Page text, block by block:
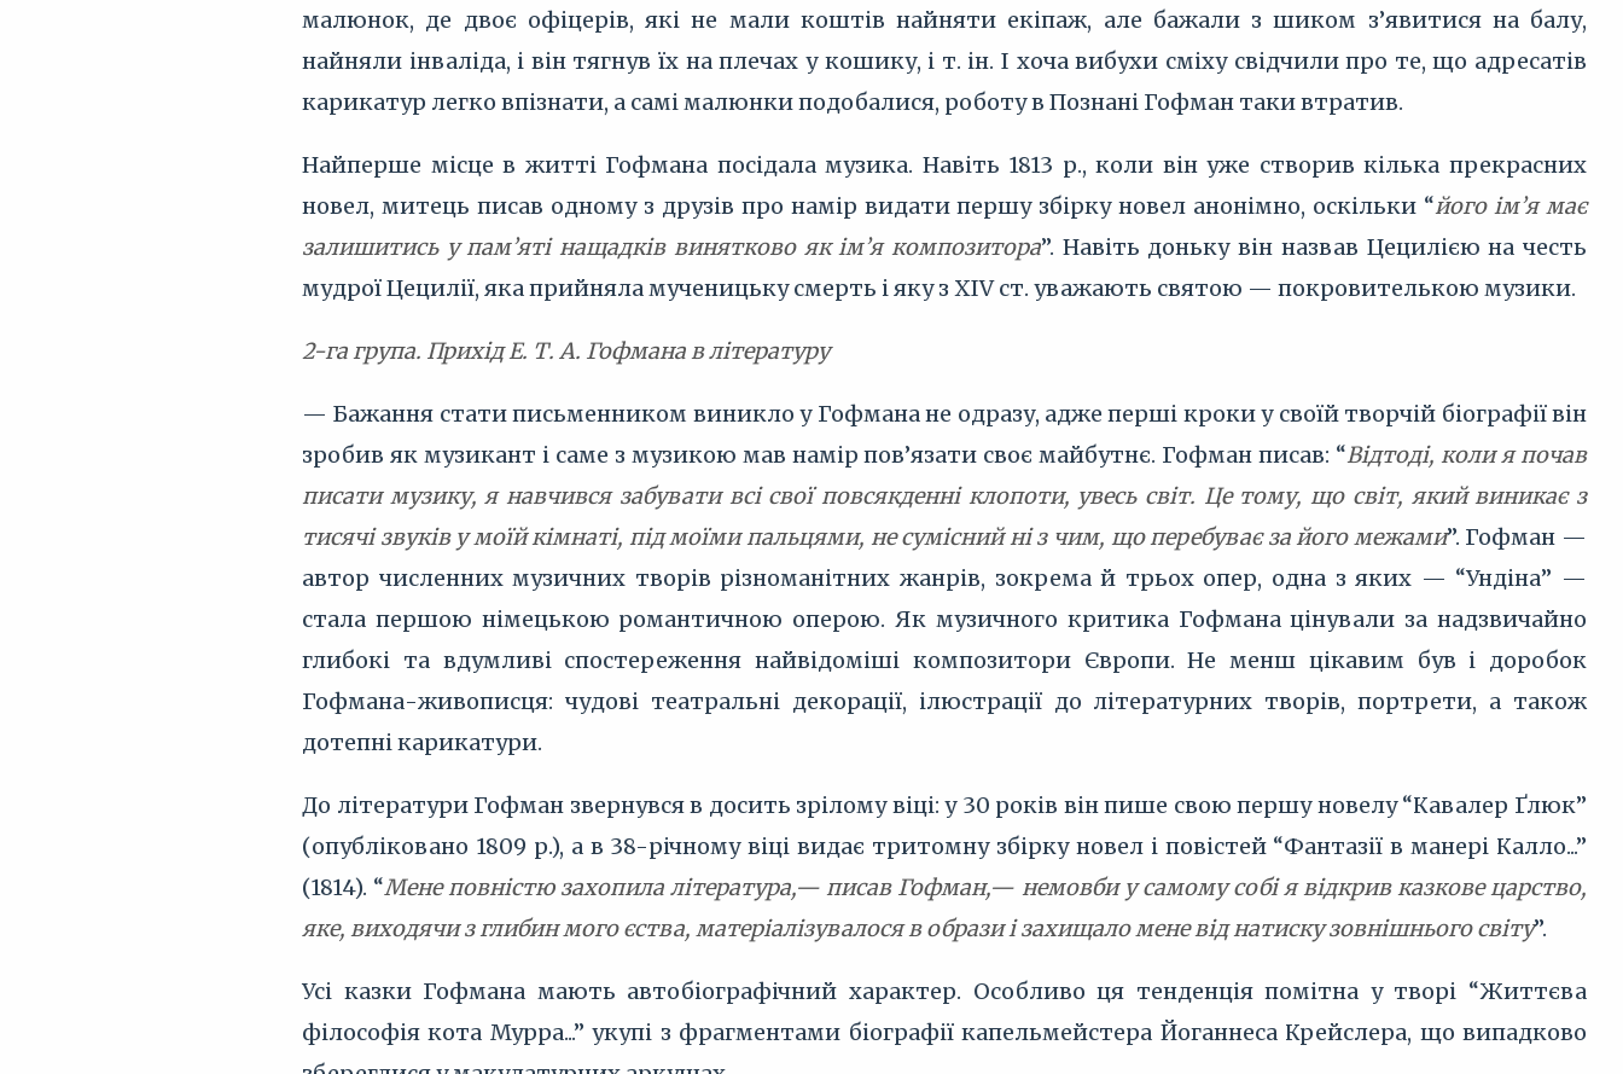
малюнок, де двоє офіцерів, які не мали коштів найняти екіпаж, але бажали з шиком з’явитися на балу,
найняли інваліда, і він тягнув їх на плечах у кошику, і т. ін. І хоча вибухи сміху свідчили про те, що адресатів
карикатур легко впізнати, а самі малюнки подобалися, роботу в Познані Гофман таки втратив.
Найперше місце в житті Гофмана посідала музика. Навіть 1813 р., коли він уже створив кілька прекрасних
новел, митець писав одному з друзів про намір видати першу збірку новел анонімно, оскільки “його ім’я має
залишитись у пам’яті нащадків винятково як ім’я композитора”. Навіть доньку він назвав Цецилією на честь
мудрої Цецилії, яка прийняла мученицьку смерть і яку з XIV ст. уважають святою — покровителькою музики.
2-га група. Прихід Е. Т. А. Гофмана в літературу
— Бажання стати письменником виникло у Гофмана не одразу, адже перші кроки у своїй творчій біографії він
зробив як музикант і саме з музикою мав намір пов’язати своє майбутнє. Гофман писав: “Відтоді, коли я почав
писати музику, я навчився забувати всі свої повсякденні клопоти, увесь світ. Це тому, що світ, який виникає з
тисячі звуків у моїй кімнаті, під моїми пальцями, не сумісний ні з чим, що перебуває за його межами”. Гофман —
автор численних музичних творів різноманітних жанрів, зокрема й трьох опер, одна з яких — “Ундіна” —
стала першою німецькою романтичною оперою. Як музичного критика Гофмана цінували за надзвичайно
глибокі та вдумливі спостереження найвідоміші композитори Європи. Не менш цікавим був і доробок
Гофмана-живописця: чудові театральні декорації, ілюстрації до літературних творів, портрети, а також
дотепні карикатури.
До літератури Гофман звернувся в досить зрілому віці: у 30 років він пише свою першу новелу “Кавалер Ґлюк”
(опубліковано 1809 р.), а в 38-річному віці видає тритомну збірку новел і повістей “Фантазії в манері Калло...”
(1814). “Мене повністю захопила література,— писав Гофман,— немовби у самому собі я відкрив казкове царство,
яке, виходячи з глибин мого єства, матеріалізувалося в образи і захищало мене від натиску зовнішнього світу”.
Усі казки Гофмана мають автобіографічний характер. Особливо ця тенденція помітна у творі “Життєва
філософія кота Мурра...” укупі з фрагментами біографії капельмейстера Йоганнеса Крейслера, що випадково